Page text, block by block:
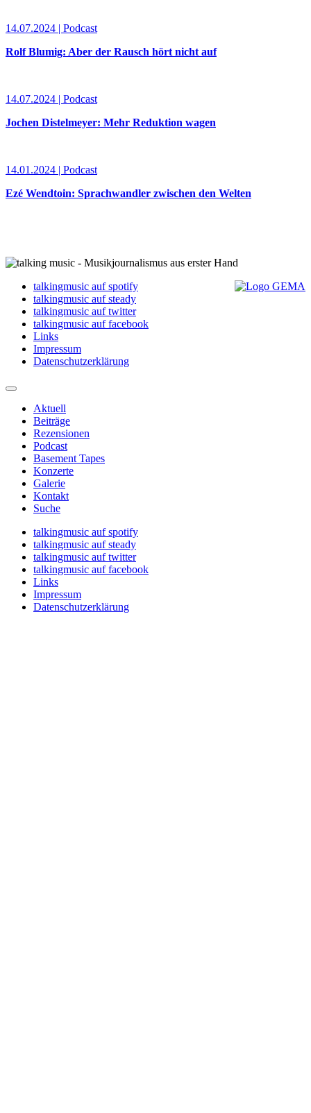
14.07.2024 | Podcast
Rolf Blumig: Aber der Rausch hört nicht auf
14.07.2024 | Podcast
Jochen Distelmeyer: Mehr Reduktion wagen
14.01.2024 | Podcast
Ezé Wendtoin: Sprachwandler zwischen den Welten
talkingmusic auf spotify
talkingmusic auf steady
talkingmusic auf twitter
talkingmusic auf facebook
Links
Impressum
Datenschutzerklärung
Aktuell
Beiträge
Rezensionen
Podcast
Basement Tapes
Konzerte
Galerie
Kontakt
Suche
talkingmusic auf spotify
talkingmusic auf steady
talkingmusic auf twitter
talkingmusic auf facebook
Links
Impressum
Datenschutzerklärung